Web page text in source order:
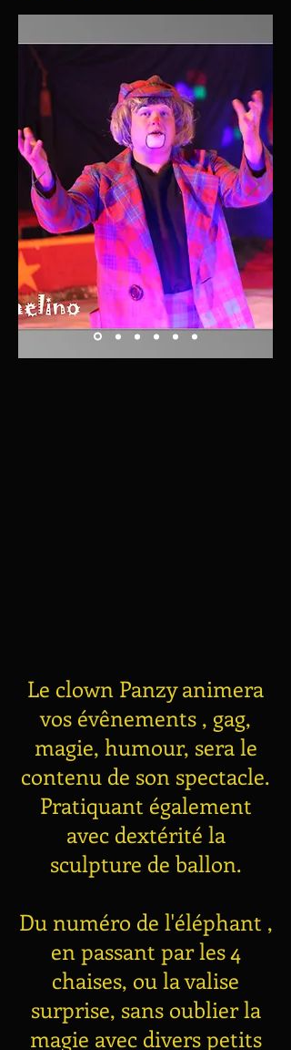
Le clown Panzy animera
vos évênements , gag,
magie, humour, sera le
contenu de son spectacle.
Pratiquant également
avec dextérité la
sculpture de ballon.
Du numéro de l'éléphant ,
en passant par les 4
chaises, ou la valise
surprise, sans oublier la
magie avec divers petits